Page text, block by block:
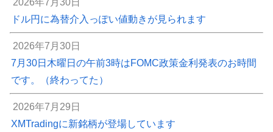
2026年7月30日
ドル円に為替介入っぽい値動きが見られます
2026年7月30日
7月30日木曜日の午前3時はFOMC政策金利発表のお時間
です。（終わってた）
2026年7月29日
XMTradingに新銘柄が登場しています